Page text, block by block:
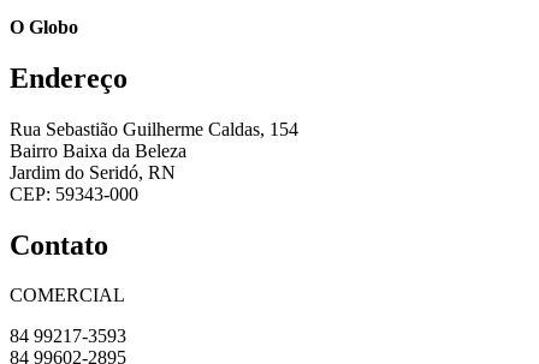
O Globo
Endereço
Rua Sebastião Guilherme Caldas, 154
Bairro Baixa da Beleza
Jardim do Seridó, RN
CEP: 59343-000
Contato
COMERCIAL
84 99217-3593
84 99602-2895